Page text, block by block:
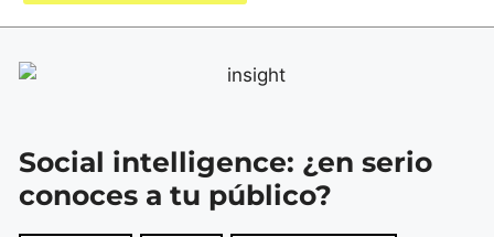
Social intelligence: ¿en serio
conoces a tu público?